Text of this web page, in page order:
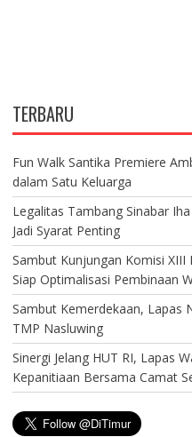
TERBARU
Fun Walk Santika Premiere
dalam Satu Keluarga
Legalitas Tambang Sinabar
Jadi Syarat Penting
Sambut Kunjungan Komisi XIII
Siap Optimalisasi Pembinaan
Sambut Kemerdekaan, Lapas
TMP Nasluwing
Sinergi Jelang HUT RI, Lapas
Kepanitiaan Bersama Camat